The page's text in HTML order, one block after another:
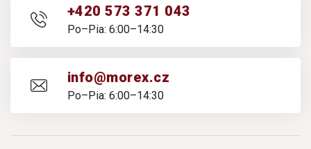
+420 573 371 043
Po–Pia: 6:00–14:30
info@morex.cz
Po–Pia: 6:00–14:30